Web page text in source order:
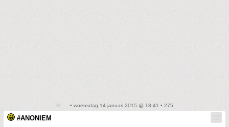
• woensdag 14 januari 2015 @ 18:41 • 275
#ANONIEM